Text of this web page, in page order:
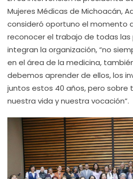
Mujeres Médicas de Michoacán,
consideró oportuno el momento
reconocer el trabajo de todas las
integran la organización, “no
en el área de la medicina,
debemos aprender de ellos, los
juntos estos 40 años, pero sobre
nuestra vida y nuestra vocación”.